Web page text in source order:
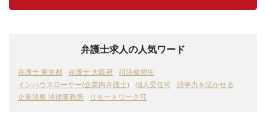
弁護士求人の人気ワード
弁護士 東京都 弁護士 大阪府
司法修習生
インハウスローヤー(企業内弁護士)
個人受任可
語学力を活かせる
企業法務 法律事務所
リモートワーク可